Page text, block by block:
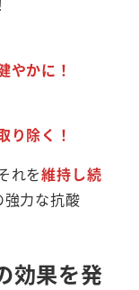
！
やかに！
り除く！
れを維持し続
力な抗酸
効果を発